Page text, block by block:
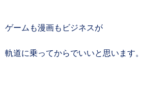
ゲームも漫画もビジネスが
軌道に乗ってからでいいと思います。